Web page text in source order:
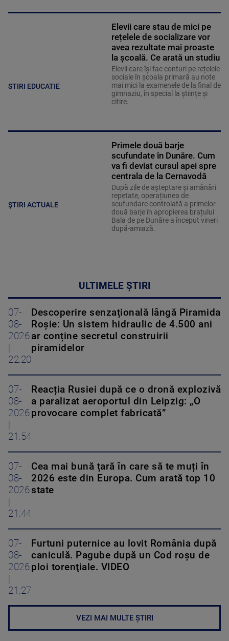
STIRI EDUCATIE
Elevii care stau de mici pe
rețelele de socializare vor
avea rezultate mai proaste
la școală. Ce arată un studiu
Elevii care îşi fac conturi pe rețelele
sociale în școala primară au note
mai mici la examenele de la final de
gimnaziu, în special la științe și
citire.
ȘTIRI ACTUALE
Primele două barje
scufundate în Dunăre. Cum
va fi deviat cursul apei spre
centrala de la Cernavodă
După zile de așteptare și amânări
repetate, operațiunea de
scufundare controlată a primelor
două barje în apropierea brațului
Bala de pe Dunăre a început vineri
după-amiază.
ULTIMELE ȘTIRI
07-
08-
2026
22:20
Descoperire senzațională lângă Piramida
Roșie: Un sistem hidraulic de 4.500 ani
ar conține secretul construirii
piramidelor
07-
08-
2026
21:54
Reacția Rusiei după ce o dronă explozivă
a paralizat aeroportul din Leipzig: „O
provocare complet fabricată”
07-
08-
2026
21:44
Cea mai bună țară în care să te muți în
2026 este din Europa. Cum arată top 10
state
07-
08-
2026
21:27
Furtuni puternice au lovit România după
caniculă. Pagube după un Cod roşu de
ploi torenţiale. VIDEO
VEZI MAI MULTE ȘTIRI